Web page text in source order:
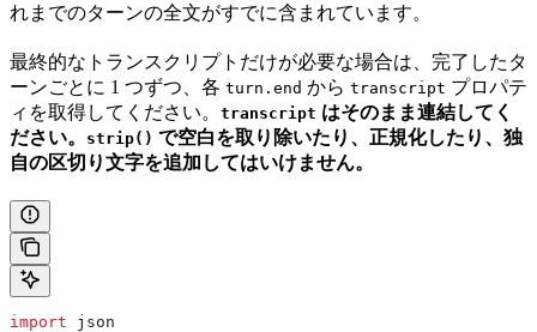
れまでのターンの全文がすでに含まれています。
最終的なトランスクリプトだけが必要な場合は、完了したタ
ーンごとに 1 つずつ、各 turn.end から transcript プロパテ
ィを取得してください。 transcript はそのまま連結してく
ださい。
strip() で空白を取り除いたり、正規化したり、独
自の区切り文字を追加してはいけません。
import json